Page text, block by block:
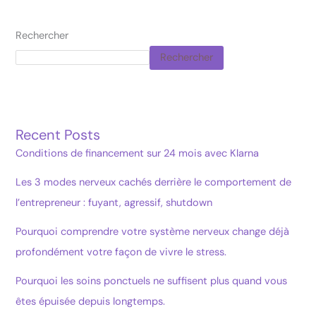
Rechercher
Rechercher
Recent Posts
Conditions de financement sur 24 mois avec Klarna
Les 3 modes nerveux cachés derrière le comportement de
l’entrepreneur : fuyant, agressif, shutdown
Pourquoi comprendre votre système nerveux change déjà
profondément votre façon de vivre le stress.
Pourquoi les soins ponctuels ne suffisent plus quand vous
êtes épuisée depuis longtemps.